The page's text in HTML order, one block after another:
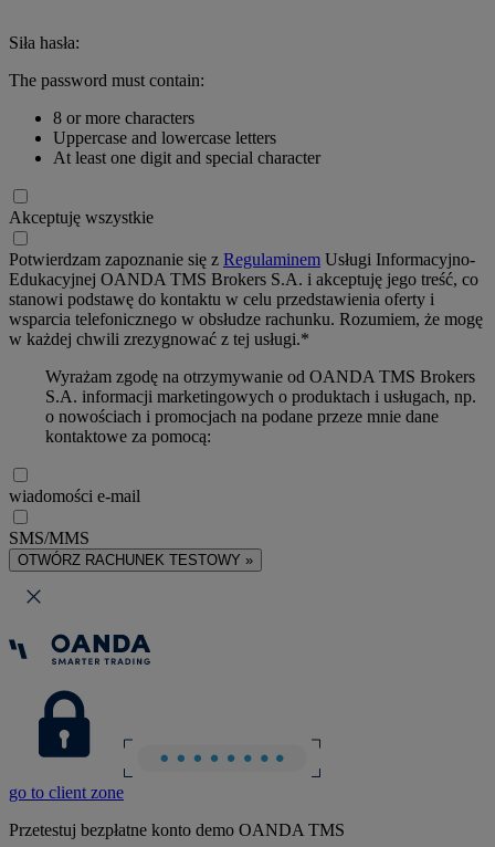
Siła hasła:
The password must contain:
8 or more characters
Uppercase and lowercase letters
At least one digit and special character
Akceptuję wszystkie
Potwierdzam zapoznanie się z Regulaminem Usługi Informacyjno-
Edukacyjnej OANDA TMS Brokers S.A. i akceptuję jego treść, co
stanowi podstawę do kontaktu w celu przedstawienia oferty i
wsparcia telefonicznego w obsłudze rachunku. Rozumiem, że mogę
w każdej chwili zrezygnować z tej usługi.*
Wyrażam zgodę na otrzymywanie od OANDA TMS Brokers
S.A. informacji marketingowych o produktach i usługach, np.
o nowościach i promocjach na podane przeze mnie dane
kontaktowe za pomocą:
wiadomości e-mail
SMS/MMS
OTWÓRZ RACHUNEK TESTOWY »
go to client zone
Przetestuj bezpłatne konto demo OANDA TMS